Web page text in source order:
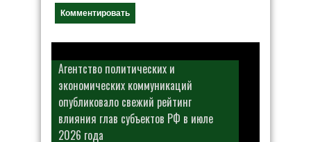
Агентство политических и
экономических коммуникаций
опубликовало свежий рейтинг
влияния глав субъектов РФ в июле
2026 года